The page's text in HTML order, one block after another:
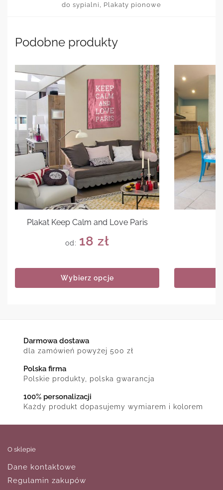
do sypialni
Plakaty pionowe
Podobne produkty
Plakat Keep Calm and Love Paris
od: 18 zł
Wybierz opcje
Darmowa dostawa
dla zamówień powyżej 500 zł
Polska firma
Polskie produkty, polska gwarancja
100% personalizacji
Każdy produkt dopasujemy wymiarem i kolorem
O sklepie
Dane kontaktowe
Regulamin zakupów